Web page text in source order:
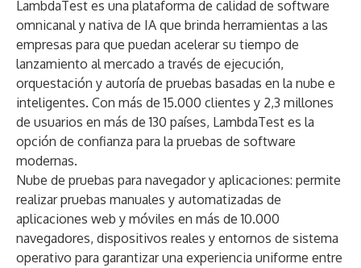
LambdaTest es una plataforma de calidad de software
omnicanal y nativa de IA que brinda herramientas a las
empresas para que puedan acelerar su tiempo de
lanzamiento al mercado a través de ejecución,
orquestación y autoría de pruebas basadas en la nube e
inteligentes. Con más de 15.000 clientes y 2,3 millones
de usuarios en más de 130 países, LambdaTest es la
opción de confianza para la pruebas de software
modernas.
Nube de pruebas para navegador y aplicaciones: permite
realizar pruebas manuales y automatizadas de
aplicaciones web y móviles en más de 10.000
navegadores, dispositivos reales y entornos de sistema
operativo para garantizar una experiencia uniforme entre